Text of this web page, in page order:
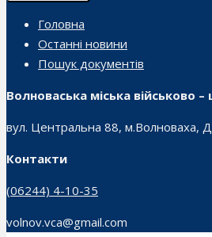
Головна
Останні новини
Пошук документів
Волноваська міська військово –
вул. Центральна 88, м.Волноваха,
Контакти
(06244) 4-10-35
volnov.vca@gmail.com